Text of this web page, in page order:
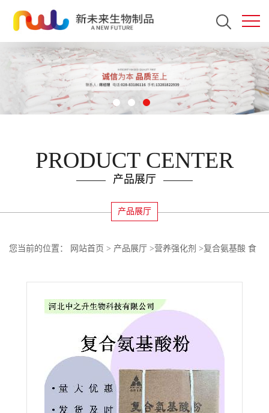
PRODUCT CENTER
产品展厅
产品展厅
您当前的位置： 网站首页 > 产品展厅 >营养强化剂 >复合氨基酸 食